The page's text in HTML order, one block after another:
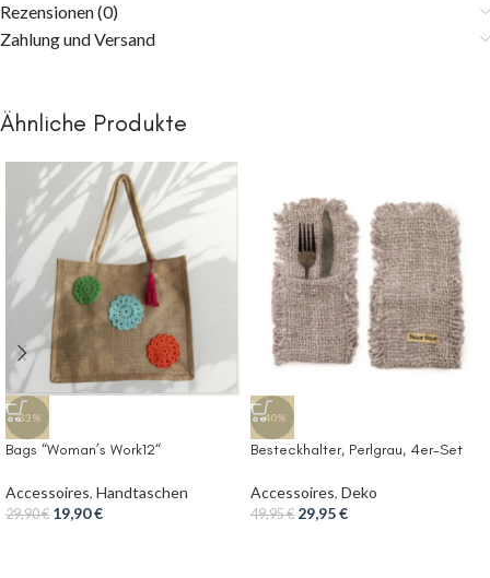
Rezensionen (0)
Zahlung und Versand
Ähnliche Produkte
-33%
Bags “Woman’s Work12“
Accessoires, Handtaschen
29,90€ 19,90€
-40%
Besteckhalter, Perlgrau, 4er-Set
Accessoires, Deko
49,95€ 29,95€